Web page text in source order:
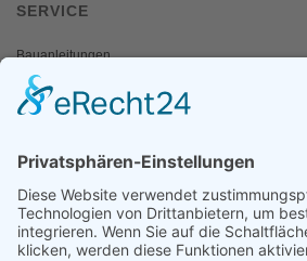
SERVICE
Bauanleitungen
Schulangebote
Shop
MEDIEN & PRESSE
Informationsfalter
Informativ